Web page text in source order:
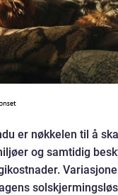
er nøkkelen til å
og samtidig